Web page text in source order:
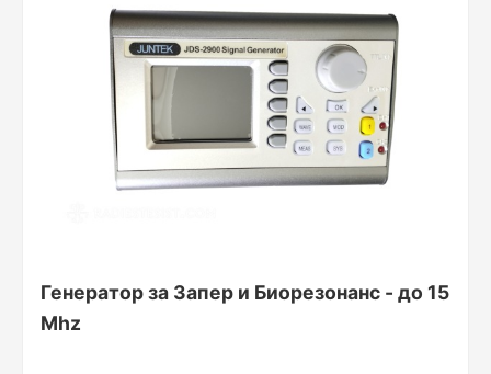
Генератор за Запер и Биорезонанс - до 15
Mhz